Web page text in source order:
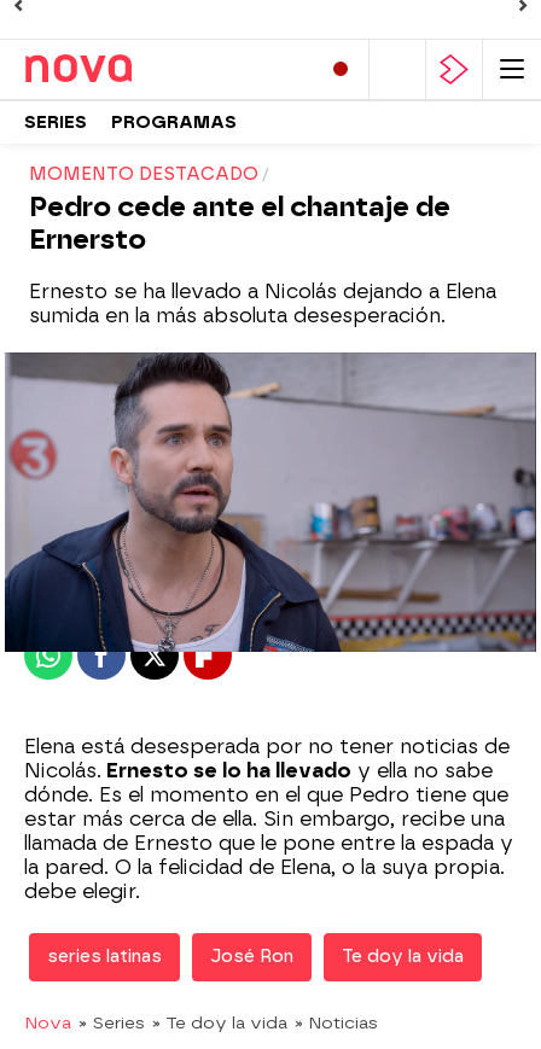
SERIES PROGRAMAS
MOMENTO DESTACADO
Pedro cede ante el chantaje de
Ernersto
Ernesto se ha llevado a Nicolás dejando a Elena
sumida en la más absoluta desesperación.
Nova
Madrid
Publicado:09 de diciembre de 2020, 20:01
WhatsappFacebook
X Flipboard
Elena está desesperada por no tener noticias de
Nicolás. Ernesto se lo ha llevado y ella no sabe
dónde. Es el momento en el que Pedro tiene que
estar más cerca de ella. Sin embargo, recibe una
llamada de Ernesto que le pone entre la espada y
la pared. O la felicidad de Elena, o la suya propia.
debe elegir.
series latinas José Ron Te doy la vida
Nova » Series » Te doy la vida » Noticias